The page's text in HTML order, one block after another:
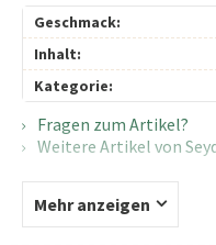
Geschmack:
Inhalt:
Kategorie:
Fragen zum Artikel?
Weitere Artikel von
Mehr anzeigen